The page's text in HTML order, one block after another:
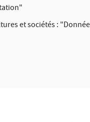
et sociétés :